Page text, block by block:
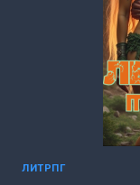
ЛИТРПГ